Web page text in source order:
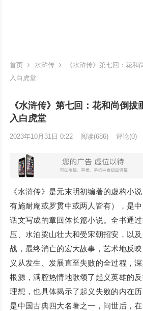
首页 水浒传
《水浒传》第七回：花
入白虎堂
《水浒传》第七回：花和尚倒
入白虎堂
2023年10月31日 0:22 阅读(686) 评论(0)
《水浒传》是元末明初编著的虚构小
有施耐庵或罗贯中或两人皆有），是
话文写成的章回体长篇小说。全书通
压、水泊梁山壮大和受宋朝招安，以
战，最终消亡的宏大故事，艺术地反
义从发生、发展直至失败的全过程，
根源，满腔热情地歌颂了起义英雄的
理想，也具体揭示了起义失败的内在历
是中国古典四大名著之一，问世后，